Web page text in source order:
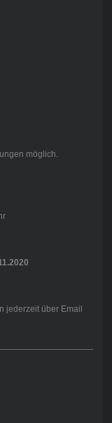
möglich.
jederzeit über Email